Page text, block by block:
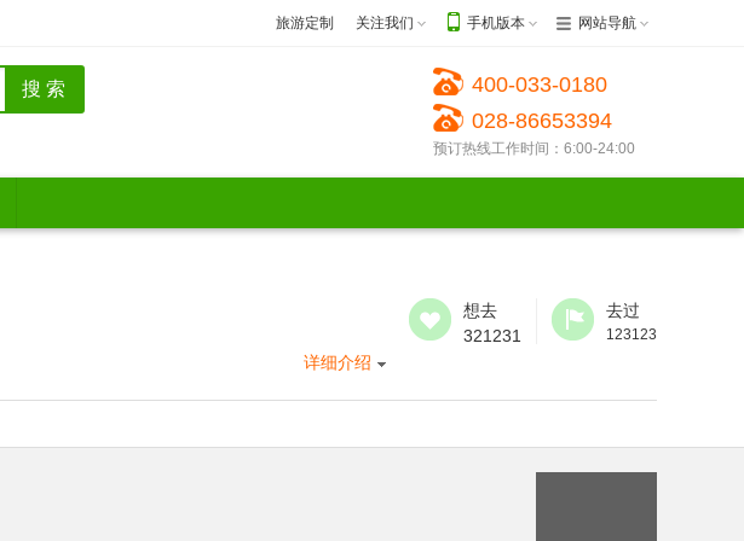
旅游定制 关注我们 手机版本 网站导航
400-033-0180
028-86653394
预订热线工作时间：6:00-24:00
想去
321231
去过
123123
详细介绍